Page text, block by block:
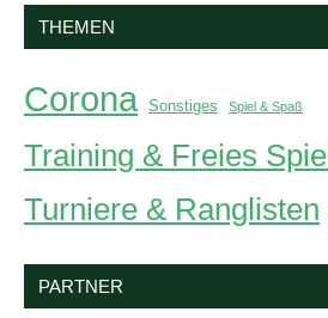
THEMEN
Corona Sonstiges Spiel & Spaß
Training & Freies Spiel
Turniere & Ranglisten
PARTNER